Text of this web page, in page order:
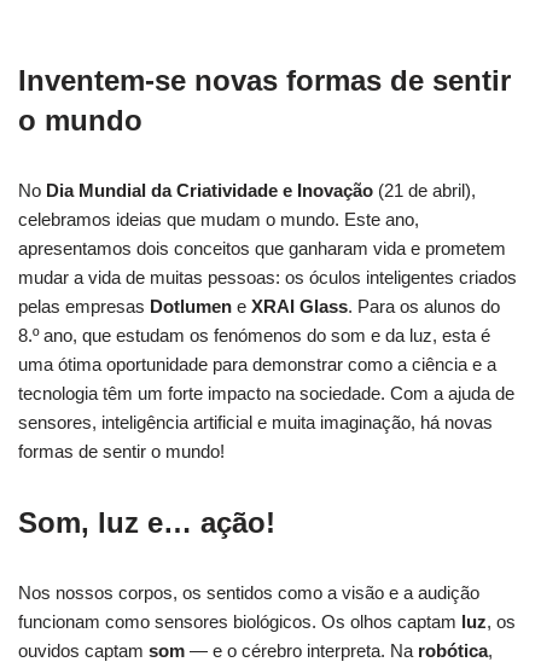
Inventem-se novas formas de sentir
o mundo
No Dia Mundial da Criatividade e Inovação (21 de abril),
celebramos ideias que mudam o mundo. Este ano,
apresentamos dois conceitos que ganharam vida e prometem
mudar a vida de muitas pessoas: os óculos inteligentes criados
pelas empresas Dotlumen e XRAI Glass. Para os alunos do
8.º ano, que estudam os fenómenos do som e da luz, esta é
uma ótima oportunidade para demonstrar como a ciência e a
tecnologia têm um forte impacto na sociedade. Com a ajuda de
sensores, inteligência artificial e muita imaginação, há novas
formas de sentir o mundo!
Som, luz e… ação!
Nos nossos corpos, os sentidos como a visão e a audição
funcionam como sensores biológicos. Os olhos captam luz, os
ouvidos captam som — e o cérebro interpreta. Na robótica,